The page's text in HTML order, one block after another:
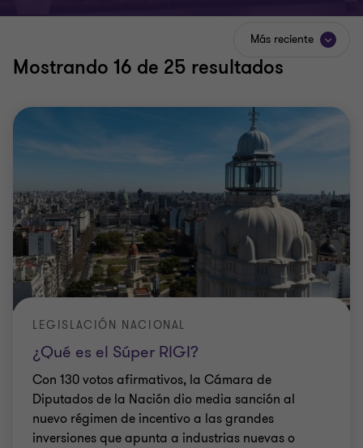
Mostrando 16 de 25 resultados
Más reciente
¿Qué es el Súper RIGI?
LEGISLACIÓN NACIONAL
Con 130 votos afirmativos, la Cámara de
Diputados de la Nación dio media sanción al
nuevo régimen de incentivo a las grandes
inversiones que apunta a industrias nuevas o